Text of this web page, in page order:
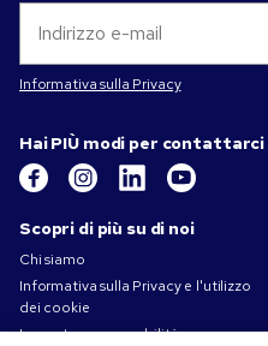
Informativa sulla Privacy
Hai PIÙ modi per contattarci
Scopri di più su di noi
Chi siamo
Informativa sulla Privacy e l'utilizzo
dei cookie
La nostra responsabilità